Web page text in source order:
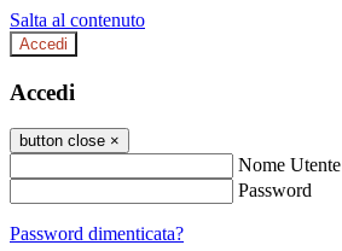
Salta al contenuto
Accedi
Accedi
button close ×
Nome Utente
Password
Password dimenticata?